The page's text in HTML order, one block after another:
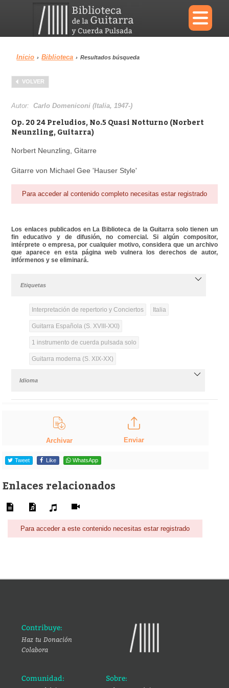
×
Menu
Biblioteca
Área personal
Inicio › Biblioteca › Resultados búsqueda
VOLVER
Autor:Carlo Domeniconi (Italia, 1947-)
Op. 20 24 Preludios, No.5 Quasi Notturno (Norbert
Neunzling, Guitarra)
Norbert Neunzling, Gitarre
Gitarre von Michael Gee 'Hauser Style'
Para acceder al contenido completo necesitas estar registrado
Los enlaces publicados en La Biblioteca de la Guitarra solo tienen un
fin educativo y de difusión, no comercial. Si algún compositor,
intérprete o empresa, por cualquier motivo, considera que un archivo
que aparece en esta página web vulnera los derechos de autor,
infórmenos y se eliminará.
Etiquetas
Interpretación de repertorio y Conciertos Italia
Guitarra Española (S. XVIII-XXI)
1 instrumento de cuerda pulsada solo
Guitarra moderna (S. XIX-XX)
Idioma
Archivar Enviar
Tweet Like WhatsApp
Enlaces relacionados
Para acceder a este contenido necesitas estar registrado
Contribuye:
Haz tu Donación
Colabora
Comunidad: Sobre: